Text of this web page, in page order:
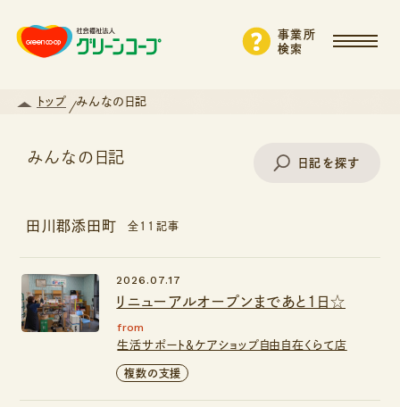
事業所
検索
トップ みんなの日記
みんなの日記 日記を探す
エリアから探す
支援・サービスから探す
田川郡添田町 全11記事
リニューアルオープンまであと1日☆
2026.07.17
from
生活サポート＆ケアショップ自由自在くらて店
複数の支援